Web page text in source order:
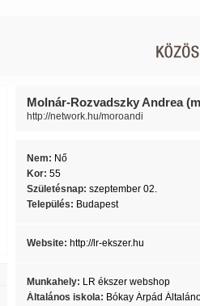
Molnár-Rozvadszky Andrea
http://network.hu/moroandi
Nem: Nő
Kor: 55
Születésnap: szeptember 02.
Település: Budapest
Website: http://lr-ekszer.hu
Munkahely: LR ékszer webshop
Általános iskola: Bókay Árpád